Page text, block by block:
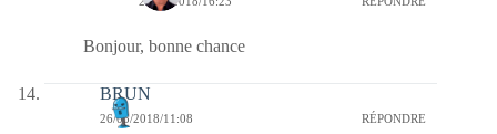
Bonjour, bonne chance
BRUN
26/05/2018/11:08 RÉPONDRE